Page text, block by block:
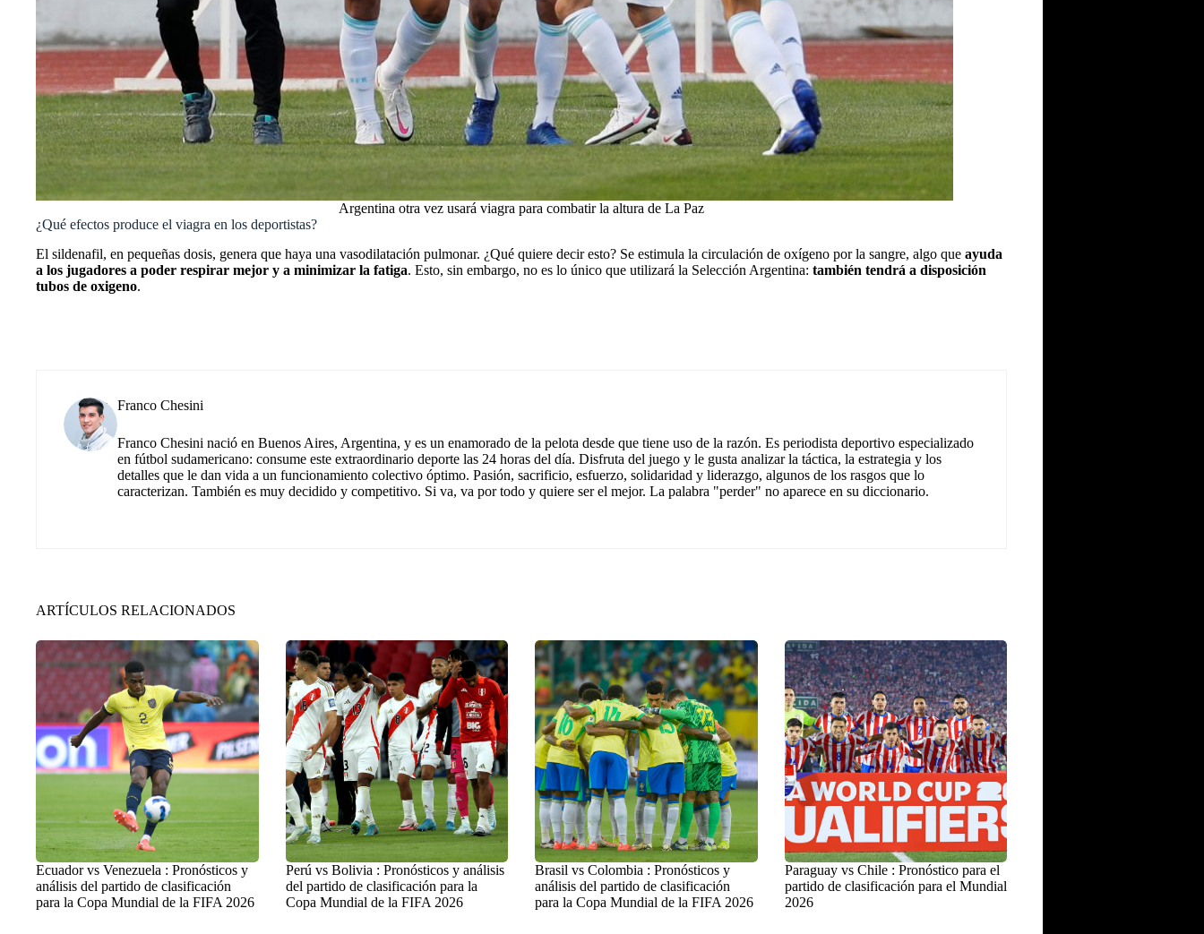
Argentina otra vez usará viagra para combatir la altura de La Paz
¿Qué efectos produce el viagra en los deportistas?
El sildenafil, en pequeñas dosis, genera que haya una vasodilatación pulmonar. ¿Qué quiere decir esto? Se estimula la circulación de oxígeno por la sangre, algo que ayuda
a los jugadores a poder respirar mejor y a minimizar la fatiga. Esto, sin embargo, no es lo único que utilizará la Selección Argentina: también tendrá a disposición
tubos de oxigeno.
Franco Chesini
Franco Chesini nació en Buenos Aires, Argentina, y es un enamorado de la pelota desde que tiene uso de la razón. Es periodista deportivo especializado
en fútbol sudamericano: consume este extraordinario deporte las 24 horas del día. Disfruta del juego y le gusta analizar la táctica, la estrategia y los
detalles que le dan vida a un funcionamiento colectivo óptimo. Pasión, sacrificio, esfuerzo, solidaridad y liderazgo, algunos de los rasgos que lo
caracterizan. También es muy decidido y competitivo. Si va, va por todo y quiere ser el mejor. La palabra "perder" no aparece en su diccionario.
ARTÍCULOS RELACIONADOS
Ecuador vs Venezuela : Pronósticos y
análisis del partido de clasificación
para la Copa Mundial de la FIFA 2026
Perú vs Bolivia : Pronósticos y análisis
del partido de clasificación para la
Copa Mundial de la FIFA 2026
Brasil vs Colombia : Pronósticos y
análisis del partido de clasificación
para la Copa Mundial de la FIFA 2026
Paraguay vs Chile : Pronóstico para el
partido de clasificación para el Mundial
2026